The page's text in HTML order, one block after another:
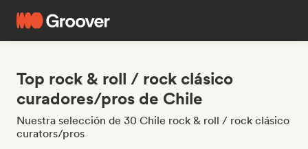
Top rock & roll / rock clásico
curadores/pros de Chile
Nuestra selección de 30 Chile rock & roll / rock clásico
curators/pros